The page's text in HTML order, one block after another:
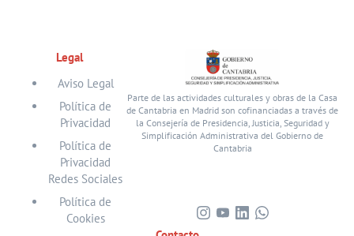
Legal
Aviso Legal
Política de
Privacidad
Política de
Privacidad
Redes Sociales
Política de
Cookies
Parte de las actividades culturales y obras de la Casa
de Cantabria en Madrid son cofinanciadas a través de
la Consejería de Presidencia, Justicia, Seguridad y
Simplificación Administrativa del Gobierno de
Cantabria
VisitaVisitaVisitaVisita